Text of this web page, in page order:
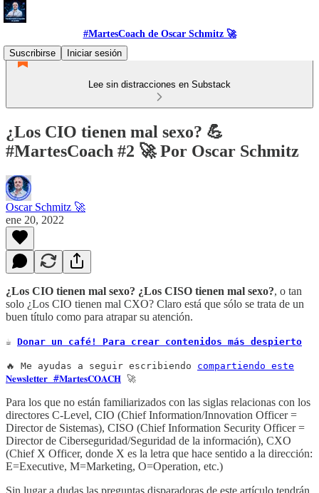
#MartesCoach de Oscar Schmitz 🚀
Suscribirse
Iniciar sesión
Lee sin distracciones en Substack
¿Los CIO tienen mal sexo? 💪
#MartesCoach #2 🚀 Por Oscar Schmitz
Oscar Schmitz 🚀
ene 20, 2022
¿Los CIO tienen mal sexo? ¿Los CISO tienen mal sexo?, o tan
solo ¿Los CIO tienen mal CXO? Claro está que sólo se trata de un
buen título como para atrapar su atención.
☕ Donar un café! Para crear contenidos más despierto
🔥 Me ayudas a seguir escribiendo compartiendo este
𝐍𝐞𝐰𝐬𝐥𝐞𝐭𝐭𝐞𝐫 #𝐌𝐚𝐫𝐭𝐞𝐬𝐂𝐎𝐀𝐂𝐇 🚀
Para los que no están familiarizados con las siglas relacionas con los
directores C-Level, CIO (Chief Information/Innovation Officer =
Director de Sistemas), CISO (Chief Information Security Officer =
Director de Ciberseguridad/Seguridad de la información), CXO
(Chief X Officer, donde X es la letra que hace sentido a la dirección:
E=Executive, M=Marketing, O=Operation, etc.)
Sin lugar a dudas las preguntas disparadoras de este artículo tendrán